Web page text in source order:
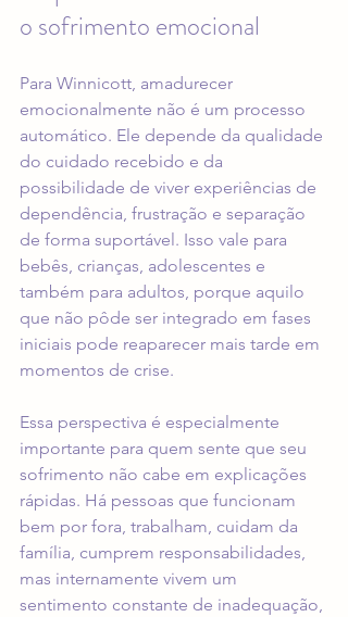
o sofrimento emocional
Para Winnicott, amadurecer
emocionalmente não é um processo
automático. Ele depende da qualidade
do cuidado recebido e da
possibilidade de viver experiências de
dependência, frustração e separação
de forma suportável. Isso vale para
bebês, crianças, adolescentes e
também para adultos, porque aquilo
que não pôde ser integrado em fases
iniciais pode reaparecer mais tarde em
momentos de crise.
Essa perspectiva é especialmente
importante para quem sente que seu
sofrimento não cabe em explicações
rápidas. Há pessoas que funcionam
bem por fora, trabalham, cuidam da
família, cumprem responsabilidades,
mas internamente vivem um
sentimento constante de inadequação,